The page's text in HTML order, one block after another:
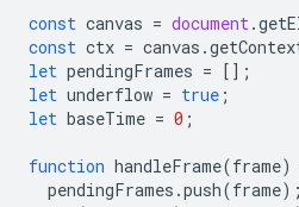
const canvas = document .
const ctx = canvas .
let pendingFrames = [];
let underflow = true ;
let baseTime = 0 ;
function handleFrame(frame)
pendingFrames .push(frame);